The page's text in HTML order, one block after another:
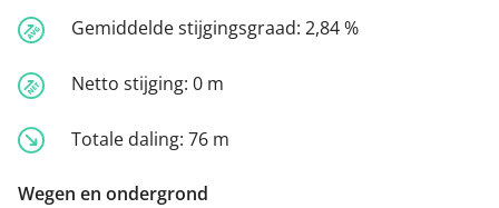
Gemiddelde stijgingsgraad: 2,84 %
Netto stijging: 0 m
Totale daling: 76 m
Wegen en ondergrond